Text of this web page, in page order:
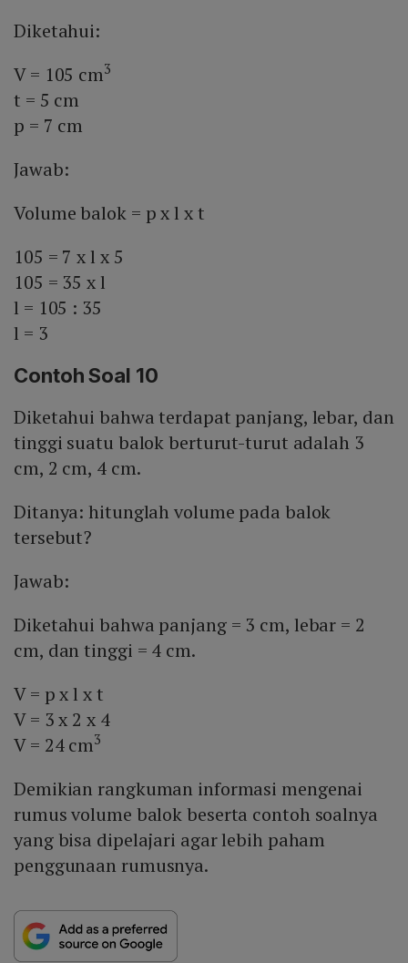
Diketahui:
V = 105 cm3
t = 5 cm
p = 7 cm
Jawab:
Volume balok = p x l x t
105 = 7 x l x 5
105 = 35 x l
l = 105 : 35
l = 3
Contoh Soal 10
Diketahui bahwa terdapat panjang, lebar, dan
tinggi suatu balok berturut-turut adalah 3
cm, 2 cm, 4 cm.
Ditanya: hitunglah volume pada balok
tersebut?
Jawab:
Diketahui bahwa panjang = 3 cm, lebar = 2
cm, dan tinggi = 4 cm.
V = p x l x t
V = 3 x 2 x 4
V = 24 cm3
Demikian rangkuman informasi mengenai
rumus volume balok beserta contoh soalnya
yang bisa dipelajari agar lebih paham
penggunaan rumusnya.